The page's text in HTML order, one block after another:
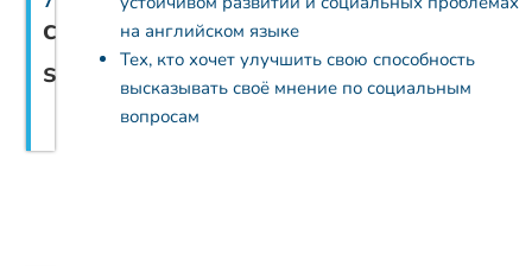
c
s
на английском языке
Тех, кто хочет улучшить свою способность
высказывать своё мнение по социальным
вопросам